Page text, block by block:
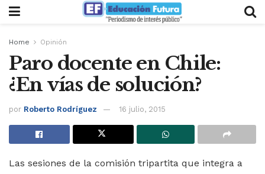
Home Opinión
Paro docente en Chile:
¿En vías de solución?
por Roberto Rodríguez 16 julio, 2015
Las sesiones de la comisión tripartita que integra a